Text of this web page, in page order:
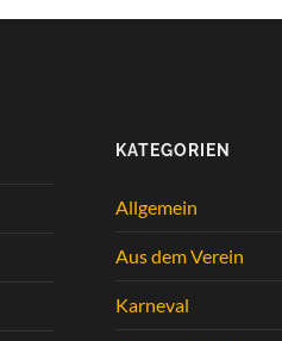
KATEGORIEN
Allgemein
Aus dem Verein
Karneval